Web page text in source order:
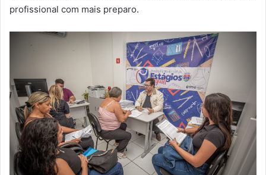
profissional com mais preparo.